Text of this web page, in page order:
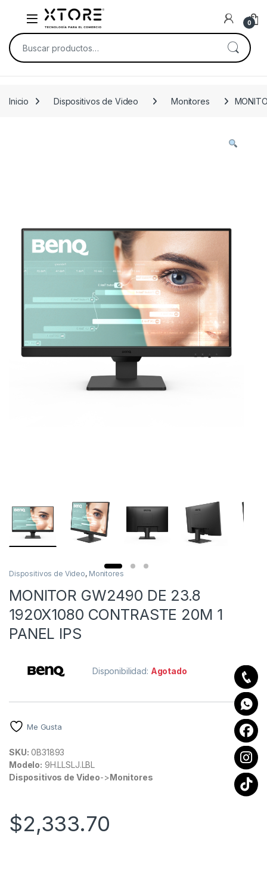
Skip to navigation
Skip to content
0
Buscar por:
Inicio Dispositivos de Video Monitores
Dispositivos de Video, Monitores
MONITOR GW2490 DE 23.8
1920X1080 CONTRASTE 20M 1
PANEL IPS
Disponibilidad: Agotado
Me Gusta
SKU: 0B31893
Modelo: 9H.LLSLJ.LBL
Dispositivos de Video->Monitores
$2,333.70